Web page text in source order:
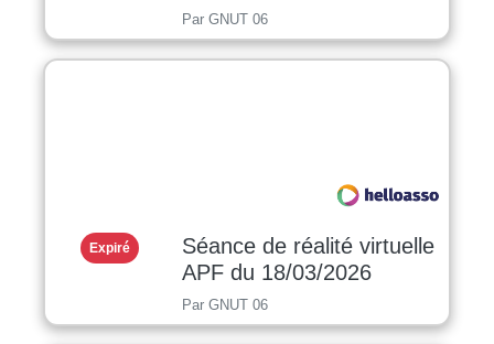
Par GNUT 06
Expiré
Séance de réalité virtuelle
APF du 18/03/2026
Par GNUT 06